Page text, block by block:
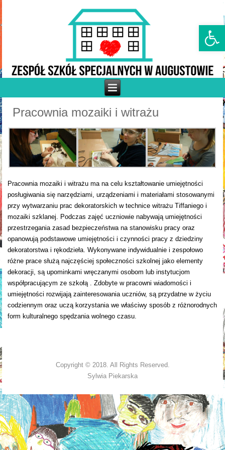
Otwórz
Pracownia mozaiki i witrażu
Pracownia mozaiki i witrażu ma na celu kształtowanie umiejętności
posługiwania się narzędziami, urządzeniami i materiałami stosowanymi
przy wytwarzaniu prac dekoratorskich w technice witrażu Tiffaniego i
mozaiki szklanej. Podczas zajęć uczniowie nabywają umiejętności
przestrzegania zasad bezpieczeństwa na stanowisku pracy oraz
opanowują podstawowe umiejętności i czynności pracy z dziedziny
dekoratorstwa i rękodzieła. Wykonywane indywidualnie i zespołowo
różne prace służą najczęściej społeczności szkolnej jako elementy
dekoracji, są upominkami wręczanymi osobom lub instytucjom
współpracującym ze szkołą . Zdobyte w pracowni wiadomości i
umiejętności rozwijają zainteresowania uczniów, są przydatne w życiu
codziennym oraz uczą korzystania we właściwy sposób z różnorodnych
form kulturalnego spędzania wolnego czasu.
Copyright © 2018. All Rights Reserved.
Sylwia Piekarska